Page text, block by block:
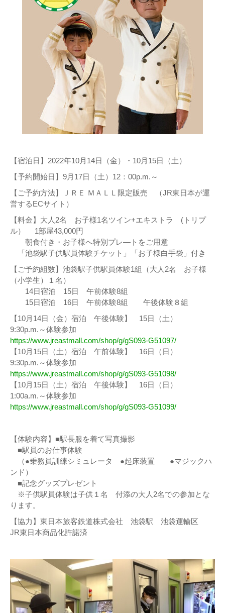
【宿泊日】2022年10月14日（金）・10月15日（土）
【予約開始日】9月17日（土）12：00p.m.～
【ご予約方法】ＪＲＥ ＭＡＬＬ限定販売 （JR東日本が運
営するECサイト）
【料金】大人2名 お子様1名ツイン+エキストラ (トリプ
ル） 1部屋43,000円
朝食付き・お子様へ特別プレ―トをご用意
「池袋駅子供駅員体験チケット」「お子様白手袋」付き
【ご予約組数】池袋駅子供駅員体験1組（大人2名 お子様
（小学生）１名）
14日宿泊 15日 午前体験8組
15日宿泊 16日 午前体験8組 午後体験８組
【10月14日（金）宿泊 午後体験】 15日（土）
9:30p.m.～体験参加
https://www.jreastmall.com/shop/g/gS093-G51097/
【10月15日（土）宿泊 午前体験】 16日（日）
9:30p.m.～体験参加
https://www.jreastmall.com/shop/g/gS093-G51098/
【10月15日（土）宿泊 午後体験】 16日（日）
1:00a.m.～体験参加
https://www.jreastmall.com/shop/g/gS093-G51099/
【体験内容】■駅長服を着て写真撮影
■駅員のお仕事体験
（●乗務員訓練シミュレータ ●起床装置 ●マジックハ
ンド）
■記念グッズプレゼント
※子供駅員体験は子供１名 付添の大人2名での参加とな
ります。
【協力】東日本旅客鉄道株式会社 池袋駅 池袋運輸区
JR東日本商品化許諾済